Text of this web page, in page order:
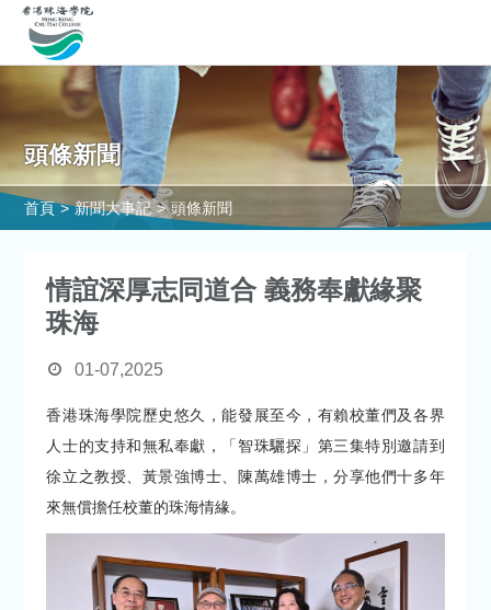
頭條新聞
首頁 > 新聞大事記 > 頭條新聞
情誼深厚志同道合 義務奉獻緣聚
珠海
01-07,2025
香港珠海學院歷史悠久，能發展至今，有賴校董們及各界
人士的支持和無私奉獻，「智珠驪探」第三集特別邀請到
徐立之教授、黃景強博士、陳萬雄博士，分享他們十多年
來無償擔任校董的珠海情緣。